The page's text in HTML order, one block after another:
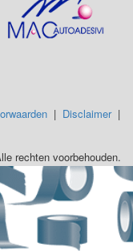
| Disclaimer|
rechten voorbehouden.